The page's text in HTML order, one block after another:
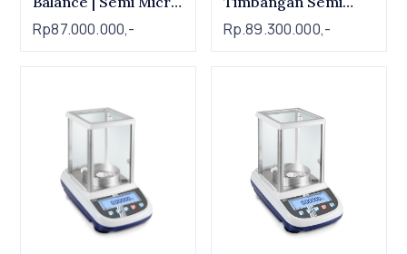
Balance Shimadzu AP
225WD-AD,
Rp87.000.000,-
Mikro 42 g / 120 g x
0,00001 g / 0,0001 g
Rp.89.300.000,-